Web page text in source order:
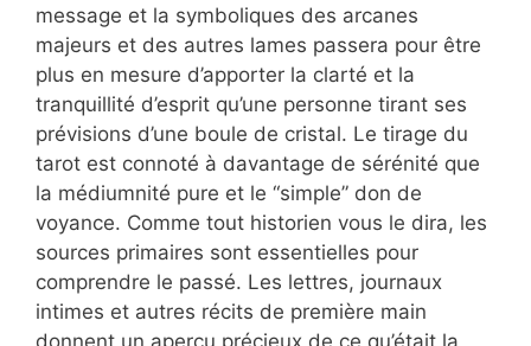
message et la symboliques des arcanes
majeurs et des autres lames passera pour être
plus en mesure d’apporter la clarté et la
tranquillité d’esprit qu’une personne tirant ses
prévisions d’une boule de cristal. Le tirage du
tarot est connoté à davantage de sérénité que
la médiumnité pure et le “simple” don de
voyance. Comme tout historien vous le dira, les
sources primaires sont essentielles pour
comprendre le passé. Les lettres, journaux
intimes et autres récits de première main